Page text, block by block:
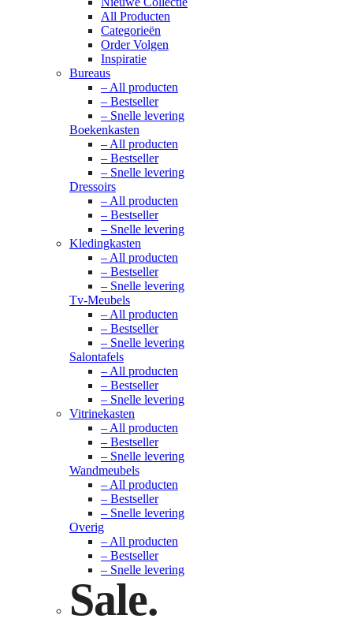
All Producten
Categorieën
Order Volgen
Inspiratie
Bureaus
– All producten
– Bestseller
– Snelle levering
Boekenkasten
– All producten
– Bestseller
– Snelle levering
Dressoirs
– All producten
– Bestseller
– Snelle levering
Kledingkasten
– All producten
– Bestseller
– Snelle levering
Tv-Meubels
– All producten
– Bestseller
– Snelle levering
Salontafels
– All producten
– Bestseller
– Snelle levering
Vitrinekasten
– All producten
– Bestseller
– Snelle levering
Wandmeubels
– All producten
– Bestseller
– Snelle levering
Overig
– All producten
– Bestseller
– Snelle levering
Sale.